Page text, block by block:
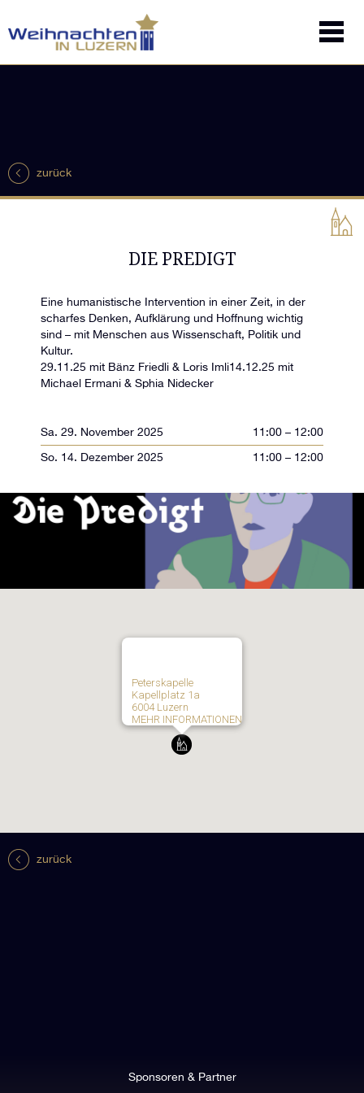
zurück
DIE PREDIGT
Eine humanistische Intervention in einer Zeit, in der
scharfes Denken, Aufklärung und Hoffnung wichtig
sind – mit Menschen aus Wissenschaft, Politik und
Kultur.
29.11.25 mit Bänz Friedli & Loris Imli14.12.25 mit
Michael Ermani & Sphia Nidecker
Sa. 29. November 2025 11:00 – 12:00
So. 14. Dezember 2025 11:00 – 12:00
Peterskapelle
Kapellplatz 1a
6004 Luzern
MEHR INFORMATIONEN
zurück
Sponsoren & Partner